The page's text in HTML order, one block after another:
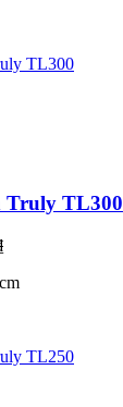
Truly TL300